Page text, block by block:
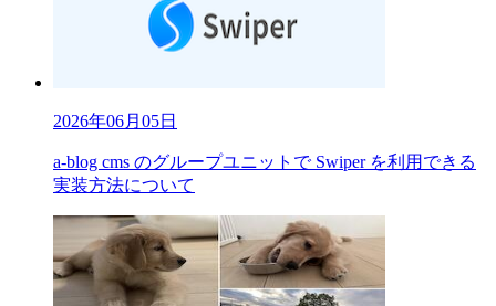
2026年06月05日
a-blog cms のグループユニットで Swiper を利用できる
実装方法について